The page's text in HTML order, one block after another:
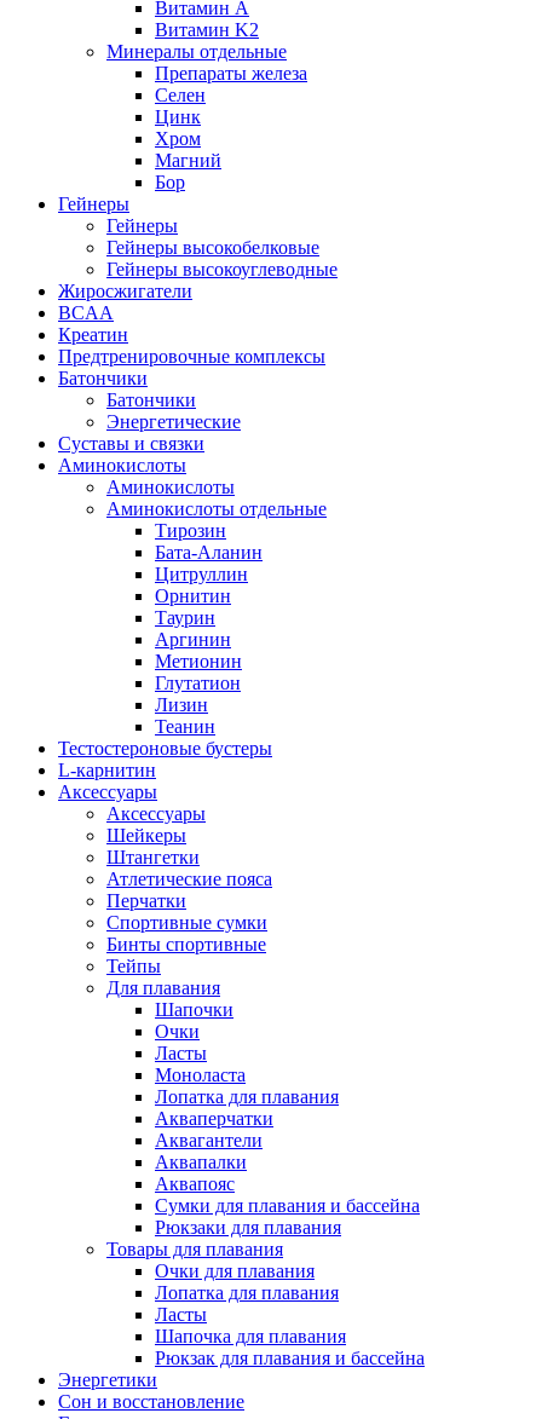
Витамин А
Витамин K2
Минералы отдельные
Препараты железа
Селен
Цинк
Хром
Магний
Бор
Гейнеры
Гейнеры
Гейнеры высокобелковые
Гейнеры высокоуглеводные
Жиросжигатели
BCAA
Креатин
Предтренировочные комплексы
Батончики
Батончики
Энергетические
Суставы и связки
Аминокислоты
Аминокислоты
Аминокислоты отдельные
Тирозин
Бата-Аланин
Цитруллин
Орнитин
Таурин
Аргинин
Метионин
Глутатион
Лизин
Теанин
Тестостероновые бустеры
L-карнитин
Аксессуары
Аксессуары
Шейкеры
Штангетки
Атлетические пояса
Перчатки
Спортивные сумки
Бинты спортивные
Тейпы
Для плавания
Шапочки
Очки
Ласты
Моноласта
Лопатка для плавания
Акваперчатки
Аквагантели
Аквапалки
Аквапояс
Сумки для плавания и бассейна
Рюкзаки для плавания
Товары для плавания
Очки для плавания
Лопатка для плавания
Ласты
Шапочка для плавания
Рюкзак для плавания и бассейна
Энергетики
Сон и восстановление